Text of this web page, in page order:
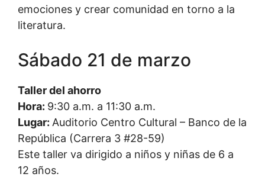
emociones y crear comunidad en torno a la
literatura.
Sábado 21 de marzo
Taller del ahorro
Hora: 9:30 a.m. a 11:30 a.m.
Lugar: Auditorio Centro Cultural – Banco de la
República (Carrera 3 #28-59)
Este taller va dirigido a niños y niñas de 6 a
12 años.